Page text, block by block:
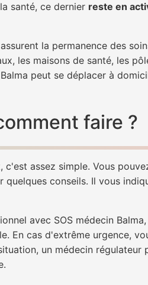
santé, ce dernier reste en
la permanence des
les maisons de santé, les
peut se déplacer à
faire ?
assez simple. Vous
conseils. Il vous
avec SOS médecin
En cas d'extrême urgence,
un médecin régulateur